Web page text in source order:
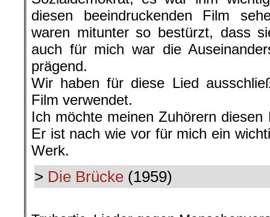
diesen beeindruckenden Film
waren mitunter so bestürzt, dass
auch für mich war die
prägend.
Wir haben für diese Lied
Film verwendet.
Ich möchte meinen Zuhörern
Er ist nach wie vor für mich ein
Werk.
> Die Brücke (1959)